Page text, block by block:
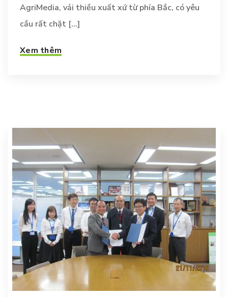
AgriMedia, vải thiều xuất xứ từ phía Bắc, có yêu
cầu rất chặt [...]
Xem thêm